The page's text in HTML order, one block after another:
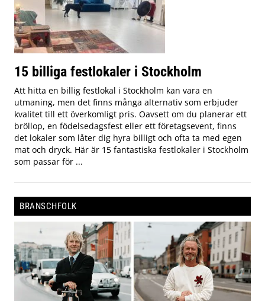
15 billiga festlokaler i Stockholm
Att hitta en billig festlokal i Stockholm kan vara en
utmaning, men det finns många alternativ som erbjuder
kvalitet till ett överkomligt pris. Oavsett om du planerar ett
bröllop, en födelsedagsfest eller ett företagsevent, finns
det lokaler som låter dig hyra billigt och ofta ta med egen
mat och dryck. Här är 15 fantastiska festlokaler i Stockholm
som passar för ...
BRANSCHFOLK